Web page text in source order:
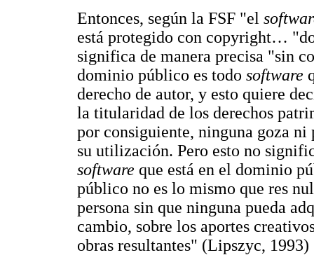
Entonces, según la FSF "el
está protegido con copyright…
significa de manera precisa "sin
dominio público es todo software
derecho de autor, y esto quiere
la titularidad de los derechos
por consiguiente, ninguna goza ni
su utilización. Pero esto no
software que está en el dominio
público no es lo mismo que res
persona sin que ninguna pueda
cambio, sobre los aportes
obras resultantes" (Lipszyc, 1993)